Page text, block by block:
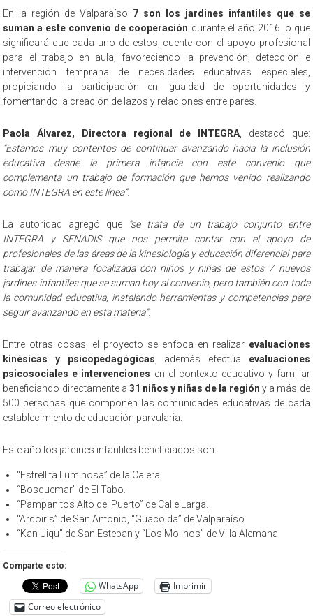
En la región de Valparaíso 7 son los jardines infantiles que se
suman a este convenio de cooperación durante el año 2016 lo que
significará que cada uno de estos, cuente con el apoyo profesional
para el trabajo en aula, favoreciendo la prevención, detección e
intervención temprana de necesidades educativas especiales,
propiciando la participación en igualdad de oportunidades y
fomentando la creación de lazos y relaciones entre pares.
Paola Álvarez, Directora regional de INTEGRA , destacó que:
“Estamos muy contentos de continuar avanzando hacia la inclusión
educativa desde la primera infancia con este convenio que
complementa un trabajo de formación que hemos venido realizando
como INTEGRA en este línea”.
La autoridad agregó que“se trata de un trabajo conjunto entre
INTEGRA y SENADIS que nos permite contar con el apoyo de
profesionales de las áreas de la kinesiología y educación diferencial para
trabajar de manera focalizada con niños y niñas de estos 7 nuevos
jardines infantiles que se suman hoy al convenio, pero también con toda
la comunidad educativa, instalando herramientas y competencias para
seguir avanzando en esta materia”.
Entre otras cosas, el proyecto se enfoca en realizar evaluaciones
kinésicas y psicopedagógicas , además efectúa evaluaciones
psicosociales e intervenciones en el contexto educativo y familiar
beneficiando directamente a 31 niños y niñas de la región y a más de
500 personas que componen las comunidades educativas de cada
establecimiento de educación parvularia.
Este año los jardines infantiles beneficiados son:
“Estrellita Luminosa” de la Calera.
“Bosquemar” de El Tabo.
“Pampanitos Alto del Puerto” de Calle Larga.
“Arcoiris” de San Antonio, “Guacolda” de Valparaíso.
“Kan Uiqu” de San Esteban y “Los Molinos” de Villa Alemana.
Comparte esto:
WhatsApp
Imprimir
Correo electrónico